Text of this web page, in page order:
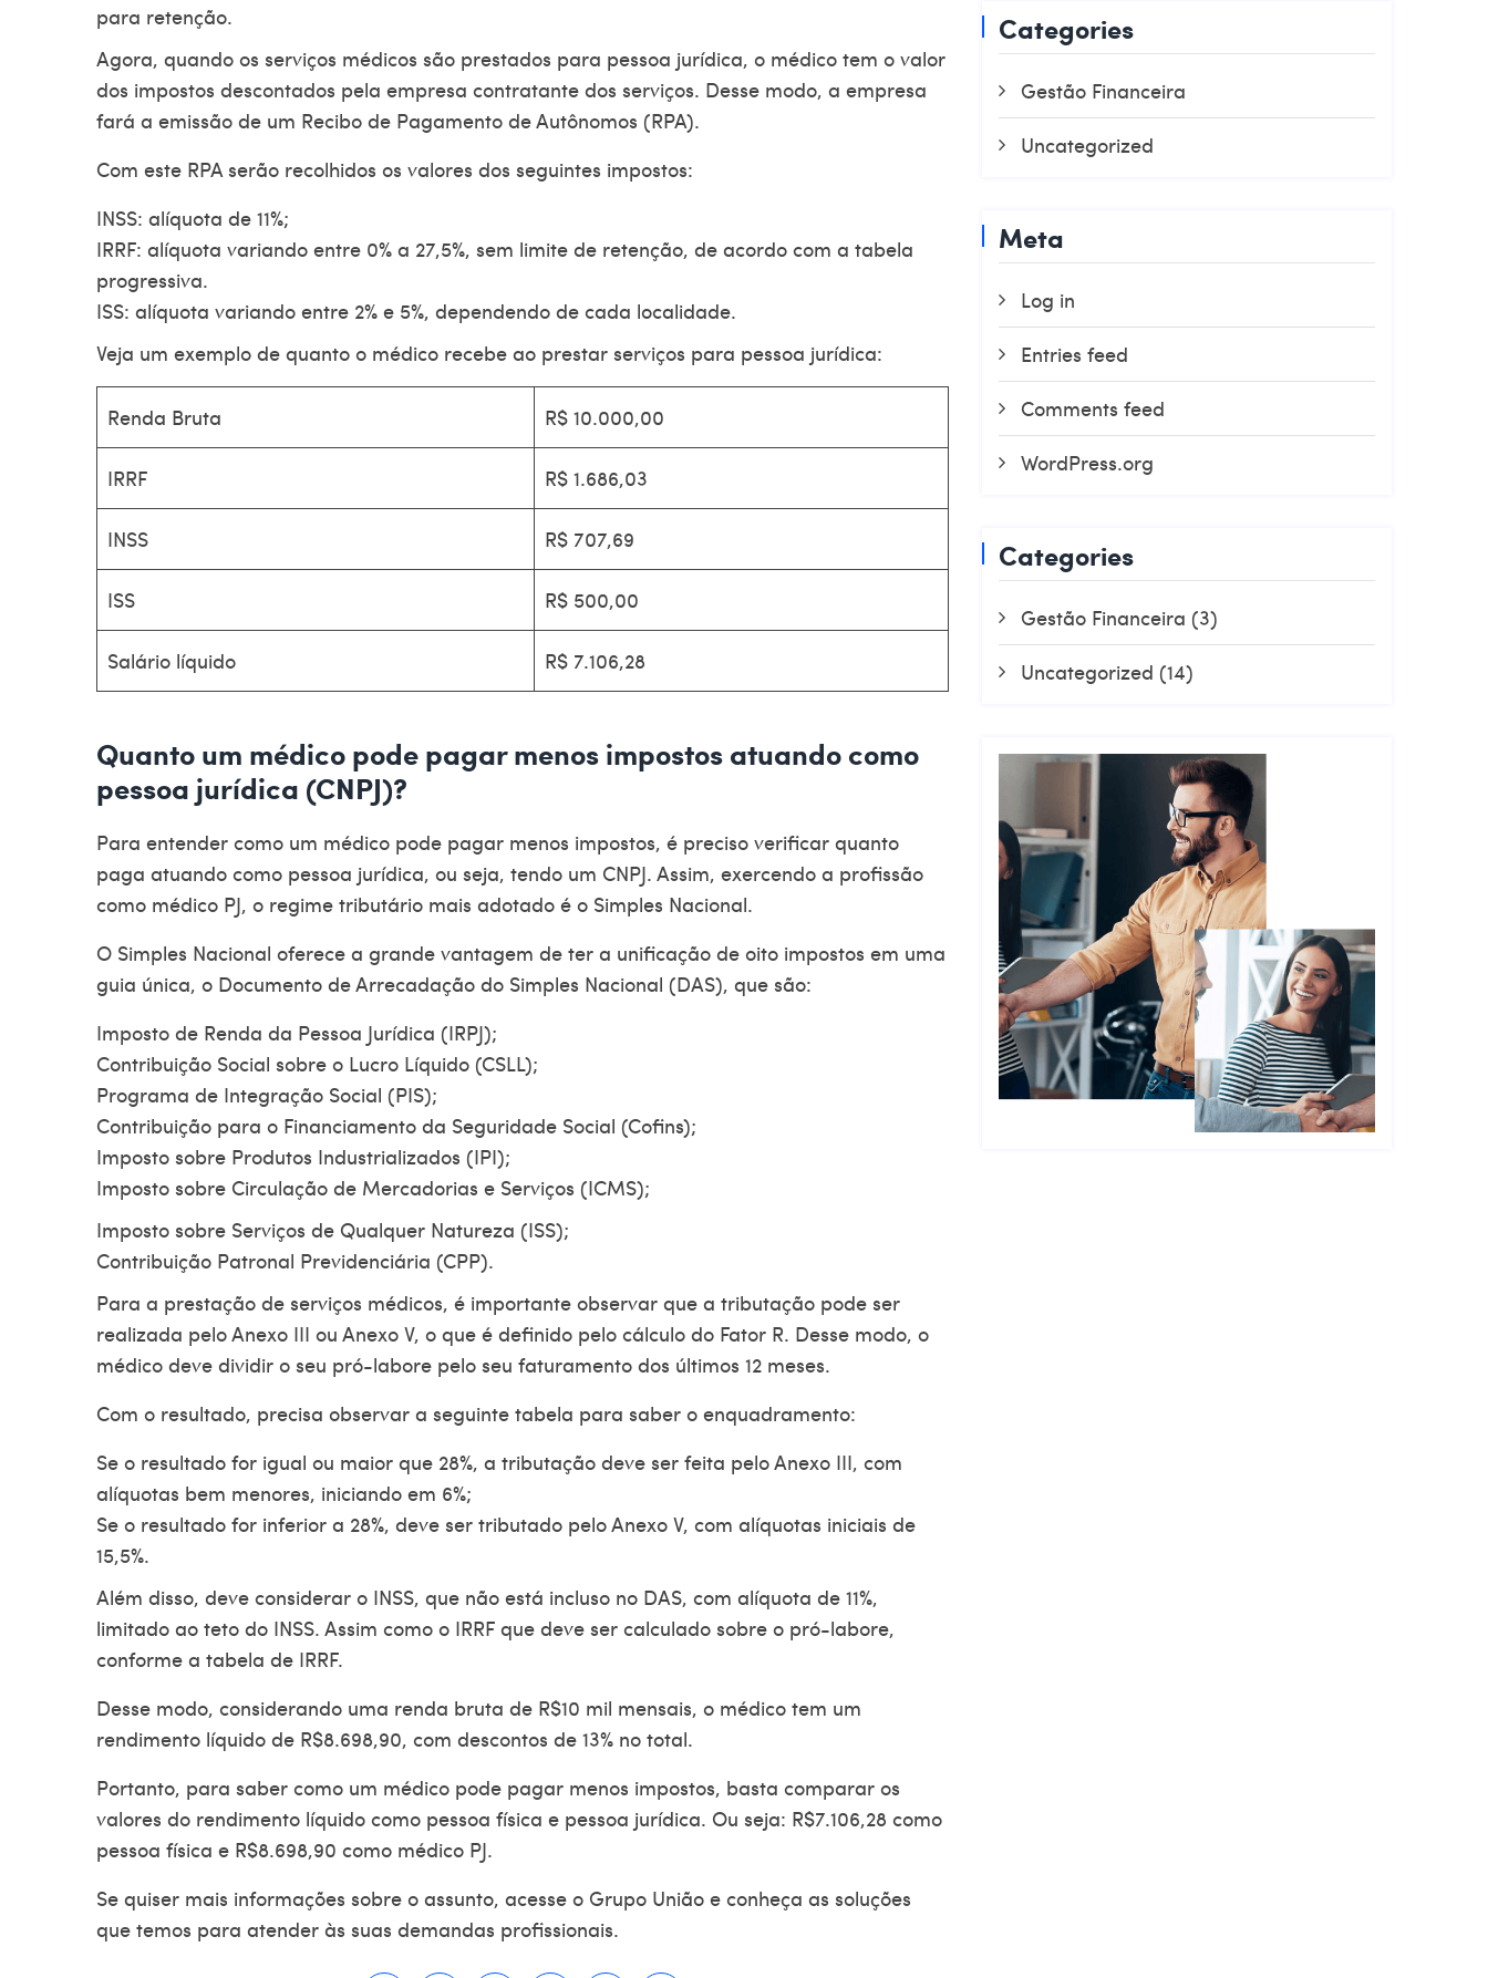
para retenção.
Agora, quando os serviços médicos são prestados para pessoa jurídica, o médico tem o valor
dos impostos descontados pela empresa contratante dos serviços. Desse modo, a empresa
fará a emissão de um Recibo de Pagamento de Autônomos (RPA).
Com este RPA serão recolhidos os valores dos seguintes impostos:
INSS: alíquota de 11%;
IRRF: alíquota variando entre 0% a 27,5%, sem limite de retenção, de acordo com a tabela
progressiva.
ISS: alíquota variando entre 2% e 5%, dependendo de cada localidade.
Veja um exemplo de quanto o médico recebe ao prestar serviços para pessoa jurídica:
Renda Bruta R$ 10.000,00
IRRF R$ 1.686,03
INSS R$ 707,69
ISS R$ 500,00
Salário líquido R$ 7.106,28
Quanto um médico pode pagar menos impostos atuando como
pessoa jurídica (CNPJ)?
Para entender como um médico pode pagar menos impostos, é preciso verificar quanto
paga atuando como pessoa jurídica, ou seja, tendo um CNPJ. Assim, exercendo a profissão
como médico PJ, o regime tributário mais adotado é o Simples Nacional.
O Simples Nacional oferece a grande vantagem de ter a unificação de oito impostos em uma
guia única, o Documento de Arrecadação do Simples Nacional (DAS), que são:
Imposto de Renda da Pessoa Jurídica (IRPJ);
Contribuição Social sobre o Lucro Líquido (CSLL);
Programa de Integração Social (PIS);
Contribuição para o Financiamento da Seguridade Social (Cofins);
Imposto sobre Produtos Industrializados (IPI);
Imposto sobre Circulação de Mercadorias e Serviços (ICMS);
Imposto sobre Serviços de Qualquer Natureza (ISS);
Contribuição Patronal Previdenciária (CPP).
Para a prestação de serviços médicos, é importante observar que a tributação pode ser
realizada pelo Anexo III ou Anexo V, o que é definido pelo cálculo do Fator R. Desse modo, o
médico deve dividir o seu pró-labore pelo seu faturamento dos últimos 12 meses.
Com o resultado, precisa observar a seguinte tabela para saber o enquadramento:
Se o resultado for igual ou maior que 28%, a tributação deve ser feita pelo Anexo III, com
alíquotas bem menores, iniciando em 6%;
Se o resultado for inferior a 28%, deve ser tributado pelo Anexo V, com alíquotas iniciais de
15,5%.
Além disso, deve considerar o INSS, que não está incluso no DAS, com alíquota de 11%,
limitado ao teto do INSS. Assim como o IRRF que deve ser calculado sobre o pró-labore,
conforme a tabela de IRRF.
Desse modo, considerando uma renda bruta de R$10 mil mensais, o médico tem um
rendimento líquido de R$8.698,90, com descontos de 13% no total.
Portanto, para saber como um médico pode pagar menos impostos, basta comparar os
valores do rendimento líquido como pessoa física e pessoa jurídica. Ou seja: R$7.106,28 como
pessoa física e R$8.698,90 como médico PJ.
Se quiser mais informações sobre o assunto, acesse o Grupo União e conheça as soluções
que temos para atender às suas demandas profissionais.
Categories
Gestão Financeira
Uncategorized
Meta
Log in
Entries feed
Comments feed
WordPress.org
Categories
Gestão Financeira (3)
Uncategorized (14)